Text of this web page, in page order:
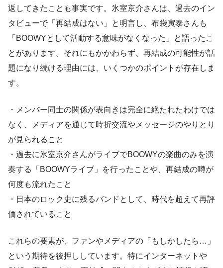
返してきたことも事実です。氷室京介さんは、過去のイン
タビューで「再結成はない」と明言し、布袋寅泰さんも
「BOOWYとして活動する意味がなくなった」と語ったこ
とがあります。それにもかかわらず、再結成の可能性が話
題になり続ける理由には、いくつかのポイントが存在しま
す。
・メンバー同士の関係が表向きは完全に絶たれたわけでは
なく、メディアを通じて時折交流やメッセージのやりとり
が見られること
・過去に氷室京介さんがライブでBOOWYの楽曲のみを演
奏する「BOOWYライブ」を行ったことや、再結成の噂が
何度も流れたこと
・日本のロック史に残るバンドとして、時代を超えて再評
価されていること
これらの要素が、ファンやメディアの「もしかしたら…」
という期待を後押ししています。特にインターネットや